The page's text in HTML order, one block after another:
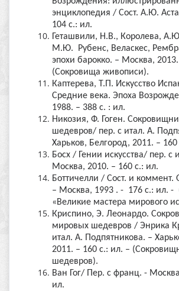
энциклопедия / Сост. А.Ю.
104 с.: ил.
Геташвили, Н.В., Королева,
М.Ю. Рубенс, Веласкес,
эпохи барокко. – Москва,
(Сокровища живописи).
Каптерева, Т.П. Искусство
Средние века. Эпоха
1988. – 388 с. : ил.
Никозия, Ф. Гоген.
шедевров/ пер. с итал. А.
Харьков, Белгород, 2011. – 160
Босх / Гении искусства/ пер. с
Москва, 2010. – 160 с.: ил.
Боттичелли / Сост. и коммент.
– Москва, 1993 . - 176 с.: ил. -
«Великие мастера мирового
Криспино, Э. Леонардо.
мировых шедевров / Энрика
итал. А. Подпятникова. –
2011. – 160 с.: ил. –
шедевров).
Ван Гог/ Пер. с франц. -
ил.